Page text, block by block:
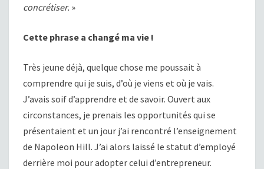
concrétiser. »
Cette phrase a changé ma vie !
Très jeune déjà, quelque chose me poussait à
comprendre qui je suis, d’où je viens et où je vais.
J’avais soif d’apprendre et de savoir. Ouvert aux
circonstances, je prenais les opportunités qui se
présentaient et un jour j’ai rencontré l’enseignement
de Napoleon Hill. J’ai alors laissé le statut d’employé
derrière moi pour adopter celui d’entrepreneur.